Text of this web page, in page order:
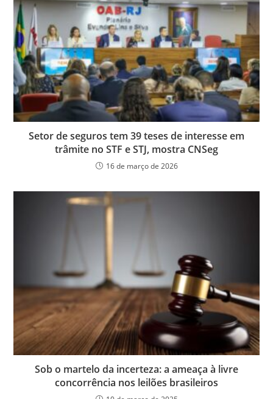
Setor de seguros tem 39 teses de interesse em
trâmite no STF e STJ, mostra CNSeg
16 de março de 2026
Sob o martelo da incerteza: a ameaça à livre
concorrência nos leilões brasileiros